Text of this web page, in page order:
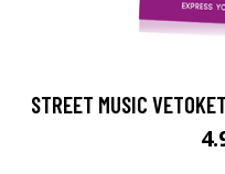
STREET MUSIC